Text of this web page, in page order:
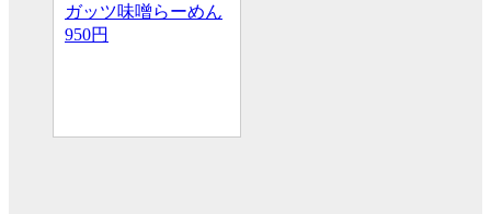
ガッツ味噌らーめん
950円